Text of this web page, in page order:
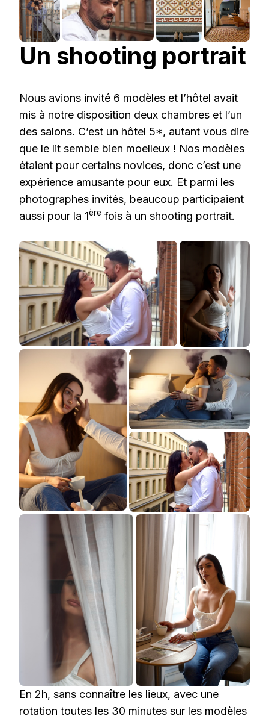
Un shooting portrait
Nous avions invité 6 modèles et l’hôtel avait
mis à notre disposition deux chambres et l’un
des salons. C’est un hôtel 5*, autant vous dire
que le lit semble bien moelleux ! Nos modèles
étaient pour certains novices, donc c’est une
expérience amusante pour eux. Et parmi les
photographes invités, beaucoup participaient
aussi pour la 1ère fois à un shooting portrait.
En 2h, sans connaître les lieux, avec une
rotation toutes les 30 minutes sur les modèles